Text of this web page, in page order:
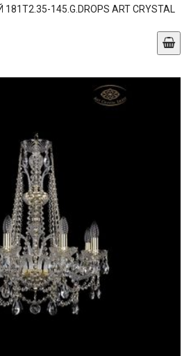
145.G.DROPS ART CRYSTAL